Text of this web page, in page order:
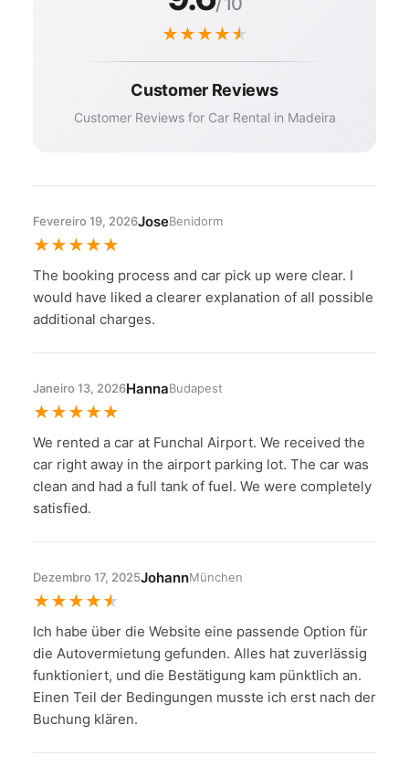
★★★★★
Customer Reviews
Customer Reviews for Car Rental in Madeira
Fevereiro 19, 2026JoseBenidorm
★★★★★
The booking process and car pick up were clear. I
would have liked a clearer explanation of all possible
additional charges.
Janeiro 13, 2026HannaBudapest
★★★★★
We rented a car at Funchal Airport. We received the
car right away in the airport parking lot. The car was
clean and had a full tank of fuel. We were completely
satisfied.
Dezembro 17, 2025JohannMünchen
★★★★★
Ich habe über die Website eine passende Option für
die Autovermietung gefunden. Alles hat zuverlässig
funktioniert, und die Bestätigung kam pünktlich an.
Einen Teil der Bedingungen musste ich erst nach der
Buchung klären.